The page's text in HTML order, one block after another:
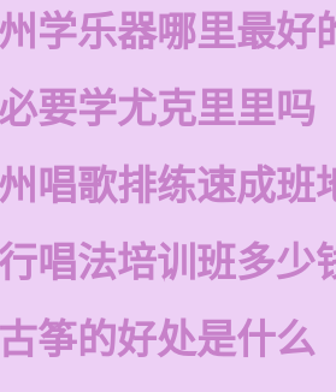
学乐器哪里最好
要学尤克里里吗
唱歌排练速成班
唱法培训班多少
筝的好处是什么